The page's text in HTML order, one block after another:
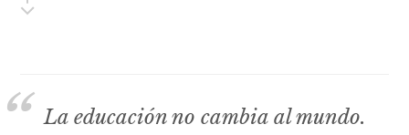
La educación no cambia al mundo.